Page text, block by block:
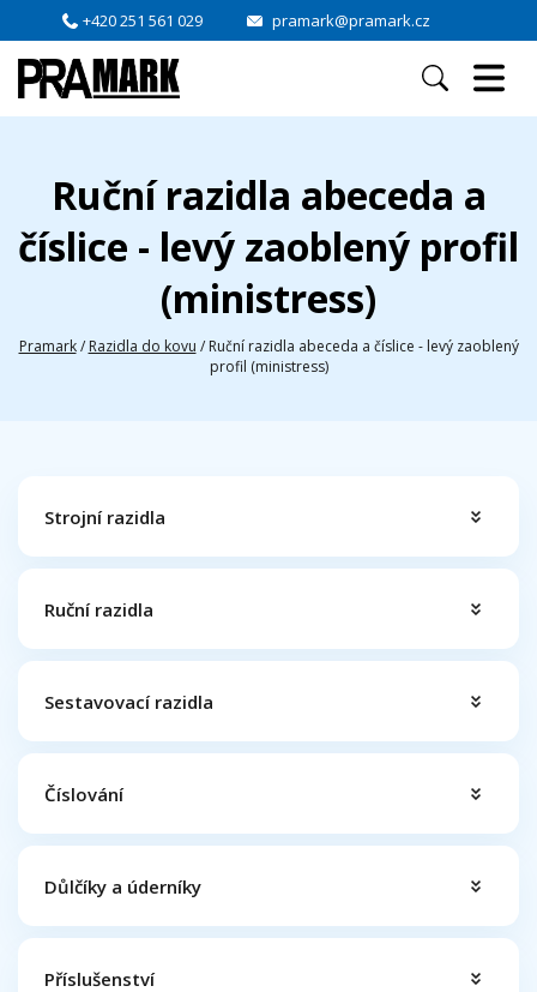
+420 251 561 029 pramark@pramark.cz
Ruční razidla abeceda a
číslice - levý zaoblený profil
(ministress)
Pramark / Razidla do kovu / Ruční razidla abeceda a číslice - levý zaoblený
profil (ministress)
Strojní razidla
Ruční razidla
Sestavovací razidla
Číslování
Důlčíky a úderníky
Příslušenství